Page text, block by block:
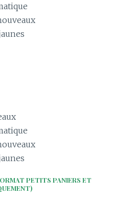
PETITS PANIERS ET